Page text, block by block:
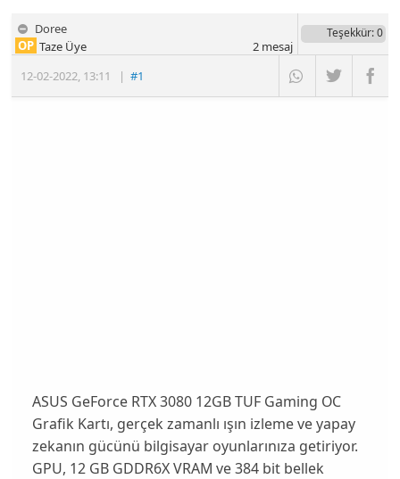
Doree
12-02-2022, 13:11 |#1
OP Taze Üye
Teşekkür: 0
2mesaj
ASUS GeForce RTX 3080 12GB TUF Gaming OC
Grafik Kartı, gerçek zamanlı ışın izleme ve yapay
zekanın gücünü bilgisayar oyunlarınıza getiriyor.
GPU, 12 GB GDDR6X VRAM ve 384 bit bellek